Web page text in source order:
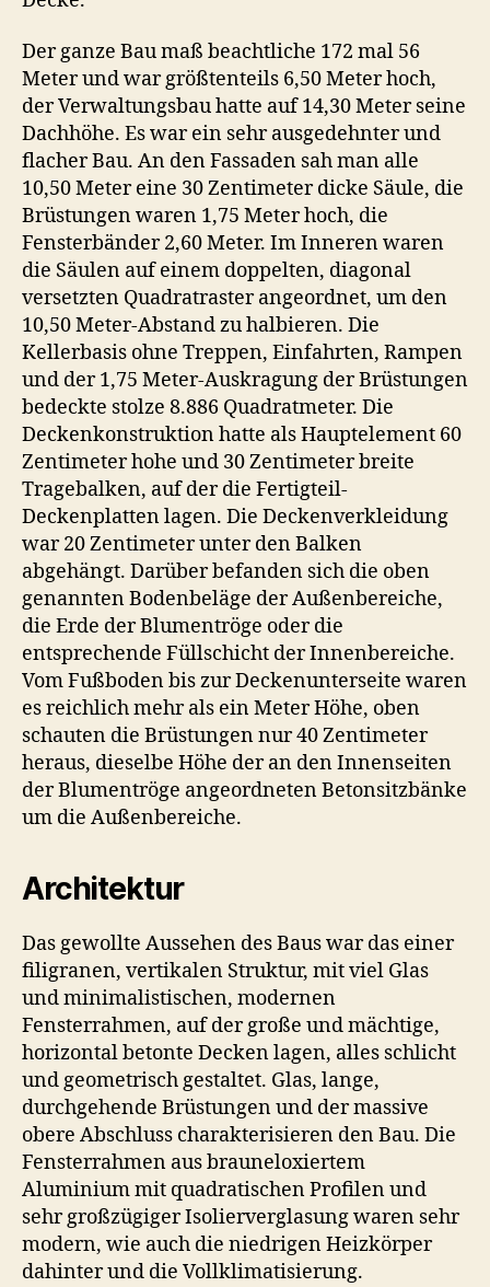
Der ganze Bau maß beachtliche 172 mal 56
Meter und war größtenteils 6,50 Meter hoch,
der Verwaltungsbau hatte auf 14,30 Meter seine
Dachhöhe. Es war ein sehr ausgedehnter und
flacher Bau. An den Fassaden sah man alle
10,50 Meter eine 30 Zentimeter dicke Säule, die
Brüstungen waren 1,75 Meter hoch, die
Fensterbänder 2,60 Meter. Im Inneren waren
die Säulen auf einem doppelten, diagonal
versetzten Quadratraster angeordnet, um den
10,50 Meter-Abstand zu halbieren. Die
Kellerbasis ohne Treppen, Einfahrten, Rampen
und der 1,75 Meter-Auskragung der Brüstungen
bedeckte stolze 8.886 Quadratmeter. Die
Deckenkonstruktion hatte als Hauptelement 60
Zentimeter hohe und 30 Zentimeter breite
Tragebalken, auf der die Fertigteil-
Deckenplatten lagen. Die Deckenverkleidung
war 20 Zentimeter unter den Balken
abgehängt. Darüber befanden sich die oben
genannten Bodenbeläge der Außenbereiche,
die Erde der Blumentröge oder die
entsprechende Füllschicht der Innenbereiche.
Vom Fußboden bis zur Deckenunterseite waren
es reichlich mehr als ein Meter Höhe, oben
schauten die Brüstungen nur 40 Zentimeter
heraus, dieselbe Höhe der an den Innenseiten
der Blumentröge angeordneten Betonsitzbänke
um die Außenbereiche.
Architektur
Das gewollte Aussehen des Baus war das einer
filigranen, vertikalen Struktur, mit viel Glas
und minimalistischen, modernen
Fensterrahmen, auf der große und mächtige,
horizontal betonte Decken lagen, alles schlicht
und geometrisch gestaltet. Glas, lange,
durchgehende Brüstungen und der massive
obere Abschluss charakterisieren den Bau. Die
Fensterrahmen aus brauneloxiertem
Aluminium mit quadratischen Profilen und
sehr großzügiger Isolierverglasung waren sehr
modern, wie auch die niedrigen Heizkörper
dahinter und die Vollklimatisierung.